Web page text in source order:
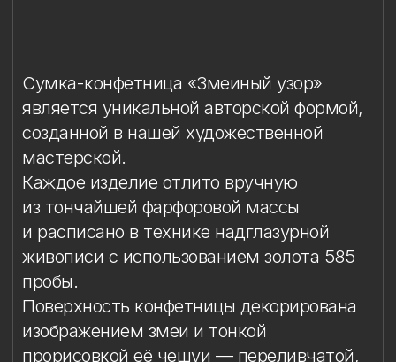
пробы.
Поверхность конфетницы декорирована
изображением змеи и тонкой
прорисовкой её чешуи — переливчатой,
живой, почти драгоценной.
Издавна считается, что змея
олицетворяет мудрость, обновление
и внутреннюю силу. Фактура мягко
играет светом, золото деликатно
подчёркивает рельеф, а фарфор звучит
тихо и благородно.
Предмет притягивает взгляд своим
элегантным характером, добавляя
сервировке утончённость, а интерьеру —
тонкий символический смысл.